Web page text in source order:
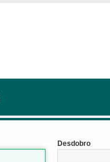
Desdobro